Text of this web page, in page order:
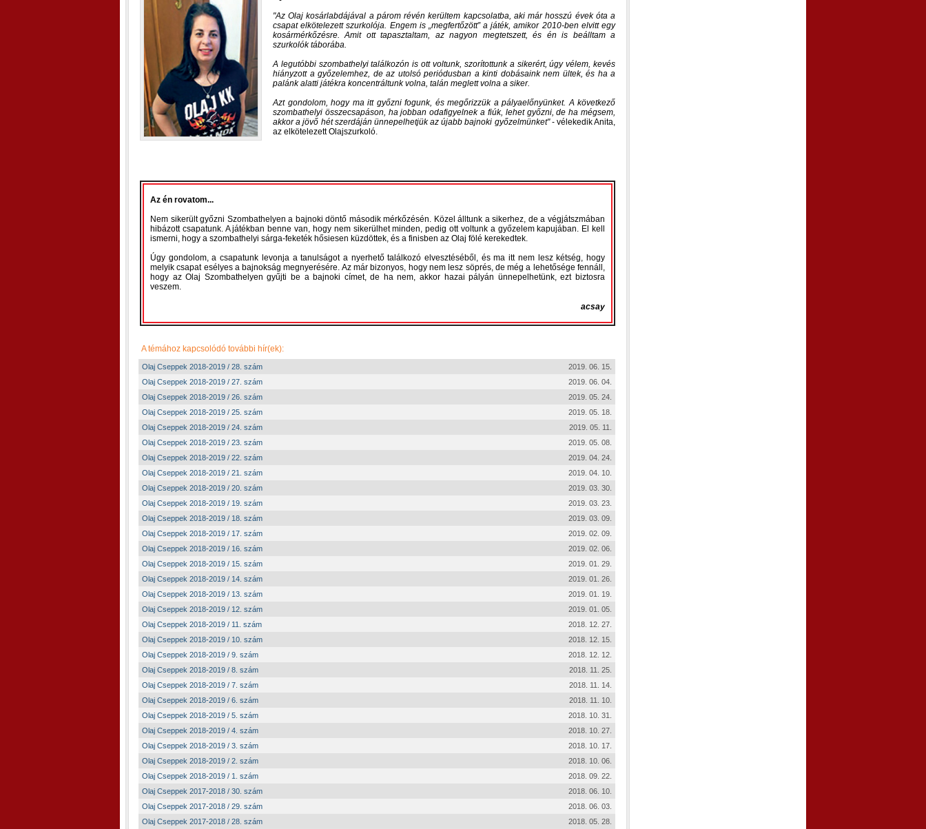
Az Olaj kosárlabdájával a párom révén kerültem kapcsolatba, aki már hosszú évek óta a
csapat elkötelezett szurkolója. Engem is „megfertőzött” a játék, amikor 2010-ben elvitt egy
kosármérkőzésre. Amit ott tapasztaltam, az nagyon megtetszett, és én is beálltam a
szurkolók táborába.
A legutóbbi szombathelyi találkozón is ott voltunk, szorítottunk a sikerért, úgy vélem, kevés
hiányzott a győzelemhez, de az utolsó periódusban a kinti dobásaink nem ültek, és ha a
palánk alatti játékra koncentráltunk volna, talán meglett volna a siker.
Azt gondolom, hogy ma itt győzni fogunk, és megőrizzük a pályaelőnyünket. A következő
szombathelyi összecsapáson, ha jobban odafigyelnek a fiúk, lehet győzni, de ha mégsem,
akkor a jövő hét szerdáján ünnepelhetjük az újabb bajnoki győzelmünket - vélekedik Anita,
az elkötelezett Olajszurkoló.
Az én rovatom...
Nem sikerült győzni Szombathelyen a bajnoki döntő második mérkőzésén. Közel álltunk a sikerhez, de a végjátszmában
hibázott csapatunk. A játékban benne van, hogy nem sikerülhet minden, pedig ott voltunk a győzelem kapujában. El kell
ismerni, hogy a szombathelyi sárga-feketék hősiesen küzdöttek, és a finisben az Olaj fölé kerekedtek.
Úgy gondolom, a csapatunk levonja a tanulságot a nyerhető találkozó elvesztéséből, és ma itt nem lesz kétség, hogy
melyik csapat esélyes a bajnokság megnyerésére. Az már bizonyos, hogy nem lesz söprés, de még a lehetősége fennáll,
hogy az Olaj Szombathelyen gyűjti be a bajnoki címet, de ha nem, akkor hazai pályán ünnepelhetünk, ezt biztosra
veszem.
acsay
A témához kapcsolódó további hír(ek):
Olaj Cseppek 2018-2019 / 28. szám
2019. 06. 15.
Olaj Cseppek 2018-2019 / 27. szám
2019. 06. 04.
Olaj Cseppek 2018-2019 / 26. szám
2019. 05. 24.
Olaj Cseppek 2018-2019 / 25. szám
2019. 05. 18.
Olaj Cseppek 2018-2019 / 24. szám
2019. 05. 11.
Olaj Cseppek 2018-2019 / 23. szám
2019. 05. 08.
Olaj Cseppek 2018-2019 / 22. szám
2019. 04. 24.
Olaj Cseppek 2018-2019 / 21. szám
2019. 04. 10.
Olaj Cseppek 2018-2019 / 20. szám
2019. 03. 30.
Olaj Cseppek 2018-2019 / 19. szám
2019. 03. 23.
Olaj Cseppek 2018-2019 / 18. szám
2019. 03. 09.
Olaj Cseppek 2018-2019 / 17. szám
2019. 02. 09.
Olaj Cseppek 2018-2019 / 16. szám
2019. 02. 06.
Olaj Cseppek 2018-2019 / 15. szám
2019. 01. 29.
Olaj Cseppek 2018-2019 / 14. szám
2019. 01. 26.
Olaj Cseppek 2018-2019 / 13. szám
2019. 01. 19.
Olaj Cseppek 2018-2019 / 12. szám
2019. 01. 05.
Olaj Cseppek 2018-2019 / 11. szám
2018. 12. 27.
Olaj Cseppek 2018-2019 / 10. szám
2018. 12. 15.
Olaj Cseppek 2018-2019 / 9. szám
2018. 12. 12.
Olaj Cseppek 2018-2019 / 8. szám
2018. 11. 25.
Olaj Cseppek 2018-2019 / 7. szám
2018. 11. 14.
Olaj Cseppek 2018-2019 / 6. szám
2018. 11. 10.
Olaj Cseppek 2018-2019 / 5. szám
2018. 10. 31.
Olaj Cseppek 2018-2019 / 4. szám
2018. 10. 27.
Olaj Cseppek 2018-2019 / 3. szám
2018. 10. 17.
Olaj Cseppek 2018-2019 / 2. szám
2018. 10. 06.
Olaj Cseppek 2018-2019 / 1. szám
2018. 09. 22.
Olaj Cseppek 2017-2018 / 30. szám
2018. 06. 10.
Olaj Cseppek 2017-2018 / 29. szám
2018. 06. 03.
Olaj Cseppek 2017-2018 / 28. szám
2018. 05. 28.